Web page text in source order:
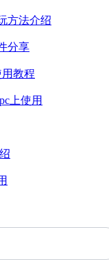
方法介绍
分享
教程
上使用